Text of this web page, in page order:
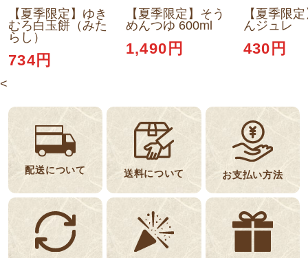
【夏季限定】ゆき
むろ白玉餅（みた
らし）
734円
【夏季限定】そう
めんつゆ 600ml
1,490円
【夏季限
んジュレ
430円
<
配送について 送料について お支払い方法